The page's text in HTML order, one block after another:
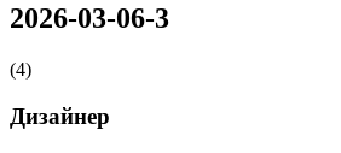
2026-03-06-3
(4)
Дизайнер